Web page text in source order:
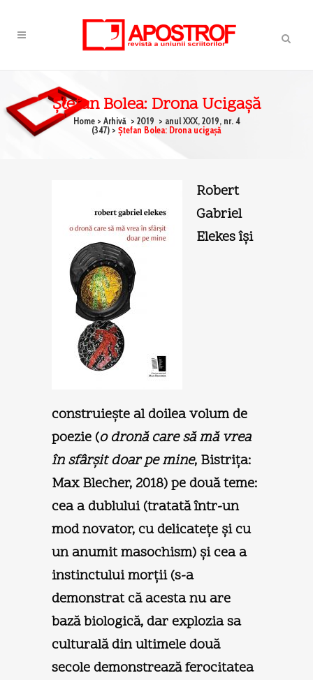
Ştefan Bolea: Drona Ucigaşă
Home> Arhivă > 2019 > anul XXX, 2019, nr. 4
(347) > Ştefan Bolea: Drona ucigaşă
Robert
Gabriel
Elekes îşi
construieşte al doilea volum de
poezie (o dronă care să mă vrea
în sfârşit doar pe mine, Bistriţa:
Max Blecher, 2018) pe două teme:
cea a dublului (tratată într-un
mod novator, cu delicateţe şi cu
un anumit masochism) şi cea a
instinctului morţii (s-a
demonstrat că acesta nu are
bază biologică­, dar explozia sa
culturală din ultimele două
secole demonstrează ferocitatea